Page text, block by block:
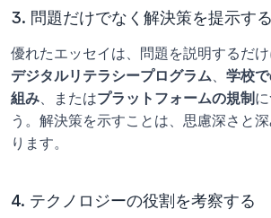
3. 問題だけでなく解決策を提示する
優れたエッセイは、問題を説明するだけ
デジタルリテラシープログラム、 学校
組み、またはプラットフォームの規制
う。解決策を示すことは、思慮深さと
ります。
4. テクノロジーの役割を考察する